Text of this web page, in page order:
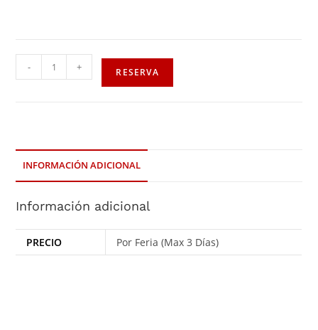
- + RESERVA
INFORMACIÓN ADICIONAL
Información adicional
PRECIO Por Feria (Max 3 Días)